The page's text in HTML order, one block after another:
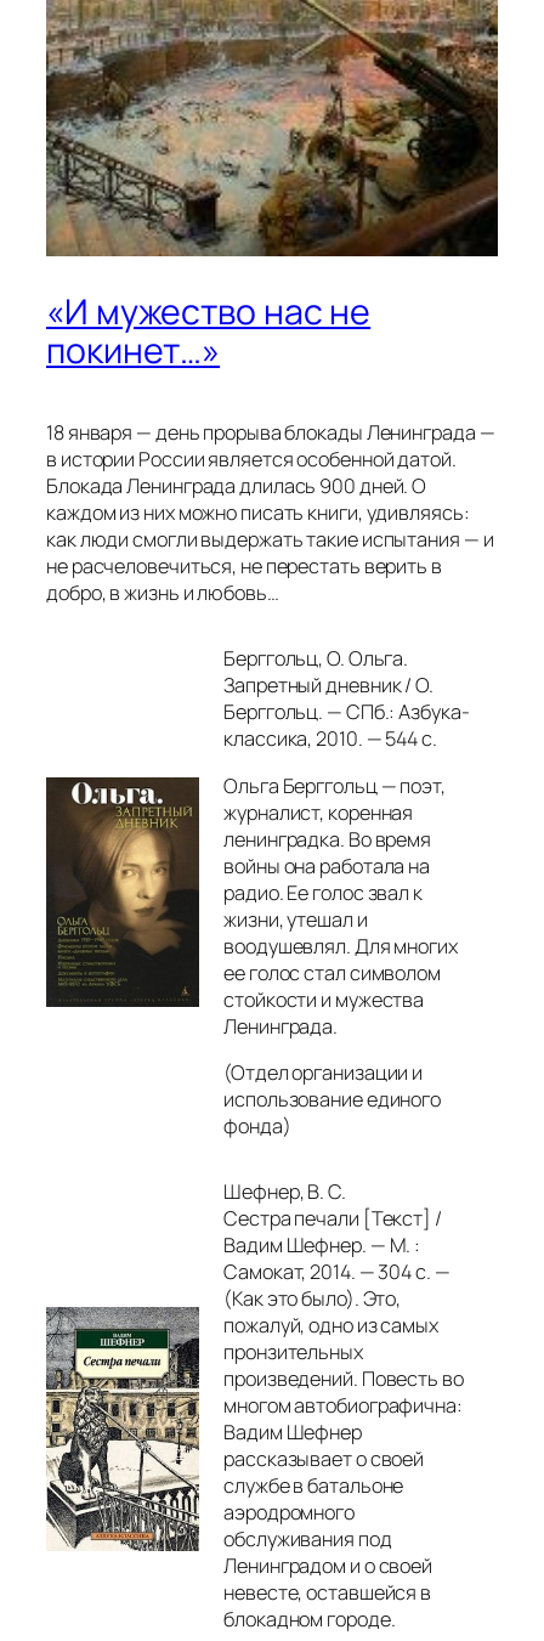
«И мужество нас не
покинет…»
18 января — день прорыва блокады Ленинграда —
в истории России является особенной датой.
Блокада Ленинграда длилась 900 дней. О
каждом из них можно писать книги, удивляясь:
как люди смогли выдержать такие испытания — и
не расчеловечиться, не перестать верить в
добро, в жизнь и любовь…
Берггольц, О. Ольга.
Запретный дневник / О.
Берггольц. — СПб.: Азбука-
классика, 2010. — 544 с.
Ольга Берггольц — поэт,
журналист, коренная
ленинградка. Во время
войны она работала на
радио. Ее голос звал к
жизни, утешал и
воодушевлял. Для многих
ее голос стал символом
стойкости и мужества
Ленинграда.
(Отдел организации и
использование единого
фонда)
Шефнер, В. С.
Сестра печали [Текст] /
Вадим Шефнер. — М. :
Самокат, 2014. — 304 с. —
(Как это было). Это,
пожалуй, одно из самых
пронзительных
произведений. Повесть во
многом автобиографична:
Вадим Шефнер
рассказывает о своей
службе в батальоне
аэродромного
обслуживания под
Ленинградом и о своей
невесте, оставшейся в
блокадном городе.